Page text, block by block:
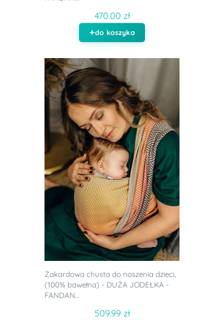
470.00 zł
do koszyka
Żakardowa chusta do noszenia dzieci,
(100% bawełna) - DUŻA JODEŁKA -
FANDAN...
509.99 zł